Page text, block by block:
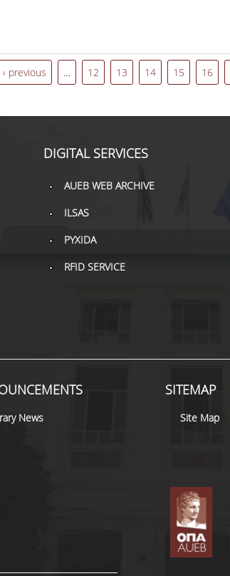
‹ previous … 12 13 14 15 16
DIGITAL SERVICES
AUEB WEB ARCHIVE
ILSAS
PYXIDA
RFID SERVICE
News
SITEMAP
Site Map